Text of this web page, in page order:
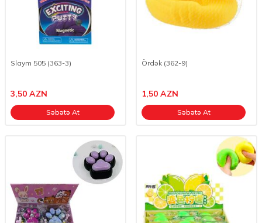
Slaym 505 (363-3)
3,50 AZN
Səbətə At
Ördək (362-9)
1,50 AZN
Səbətə At